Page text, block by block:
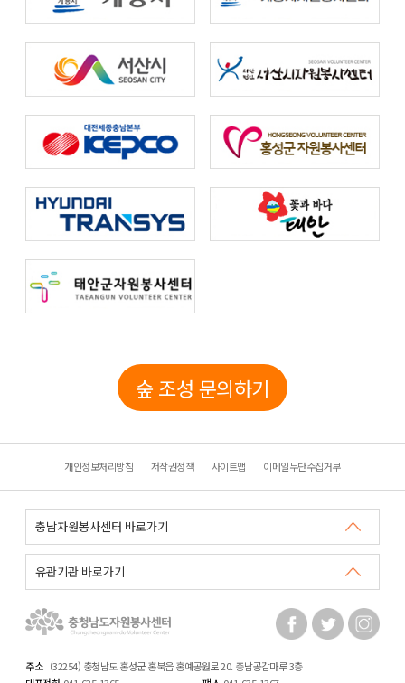
숲 조성 문의하기
개인정보처리방침 저작권정책 사이트맵 이메일무단수집거부
주소 (32254) 충청남도 홍성군 홍북읍 홍예공원로 20. 충남공감마루 3층